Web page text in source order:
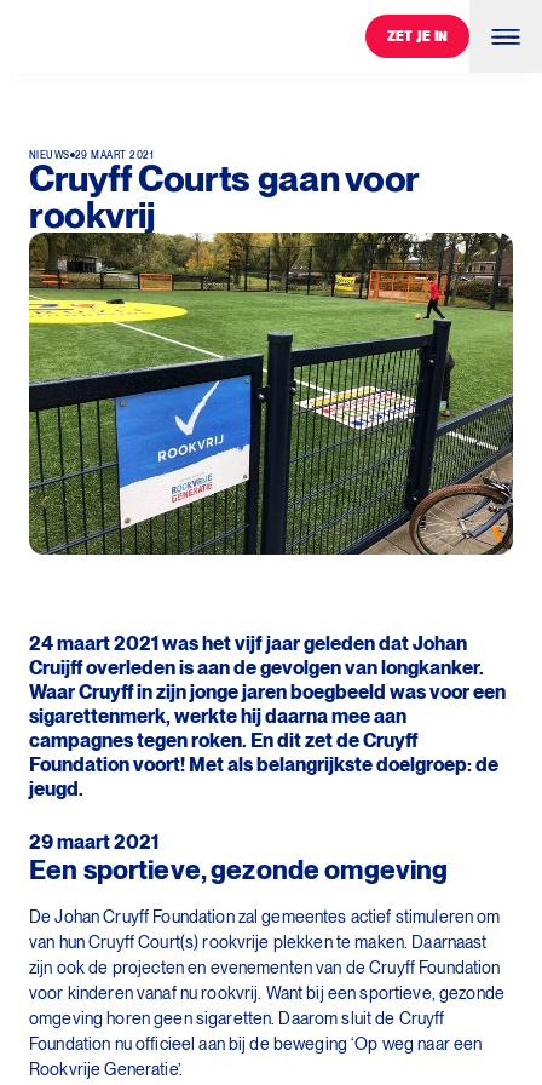
ZET JE IN
0
NIEUWS 29 MAART 2021
Cruyff Courts gaan voor
rookvrij
24 maart 2021 was het vijf jaar geleden dat Johan
Cruijff overleden is aan de gevolgen van longkanker.
Waar Cruyff in zijn jonge jaren boegbeeld was voor een
sigarettenmerk, werkte hij daarna mee aan
campagnes tegen roken. En dit zet de Cruyff
Foundation voort! Met als belangrijkste doelgroep: de
jeugd.
29 maart 2021
Een sportieve, gezonde omgeving
De Johan Cruyff Foundation zal gemeentes actief stimuleren om
van hun Cruyff Court(s) rookvrije plekken te maken. Daarnaast
zijn ook de projecten en evenementen van de Cruyff Foundation
voor kinderen vanaf nu rookvrij. Want bij een sportieve, gezonde
omgeving horen geen sigaretten. Daarom sluit de Cruyff
Foundation nu officieel aan bij de beweging ‘Op weg naar een
Rookvrije Generatie’.